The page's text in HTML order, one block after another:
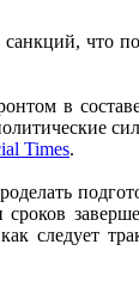
что
в
Times.
следует